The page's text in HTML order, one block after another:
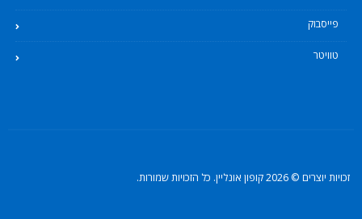
פייסבוק
טוויטר
זכויות יוצרים © 2026 קופון אונליין. כל הזכויות שמורות.